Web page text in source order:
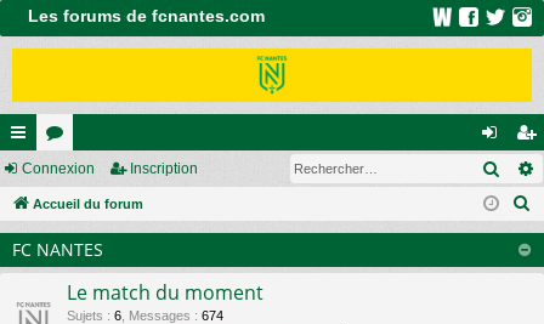
Les forums de fcnantes.com
ac
co
ur
ci
or
u
m
s
on
ne
on
ns
cri
pti
on
Connexion Inscription
Accueil du forum
FC NANTES
Le match du moment
Sujets : 6 Messages : 674